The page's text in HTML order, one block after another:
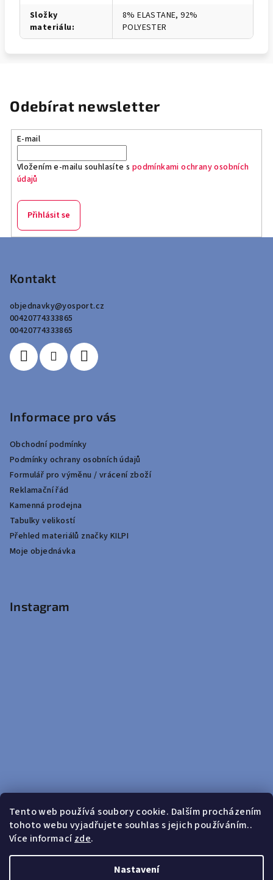
Tento web používá soubory cookie. Dalším procházením
tohoto webu vyjadřujete souhlas s jejich používáním..
Více informacízde.
Nastavení
Složky
materiálu:
8% ELASTANE, 92%
POLYESTER
Odebírat newsletter
E-mail
Vložením e-mailu souhlasíte s podmínkami ochrany osobních
údajů
Přihlásit se
Kontakt
objednavky@yosport.cz
00420774333865
00420774333865
Informace pro vás
Obchodní podmínky
Podmínky ochrany osobních údajů
Formulář pro výměnu / vrácení zboží
Reklamační řád
Kamenná prodejna
Tabulky velikostí
Přehled materiálů značky KILPI
Moje objednávka
Instagram
Sledovat na Instagramu
Doprava zdarma od 599 Kč